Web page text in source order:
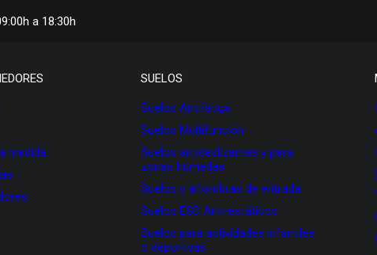
a 18:30h
medida
SUELOS
Suelos Antifatiga
Suelos Multifunción
Suelos antideslizantes y para
zonas húmedas
Suelos y alfombras de entrada
Suelos ESD Anti-estáticos
Suelos para actividades infantiles
o deportivas